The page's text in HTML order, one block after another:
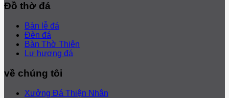
Đồ thờ đá
Bàn lễ đá
Đèn đá
Bàn Thờ Thiên
Lư hương đá
về chúng tôi
Xưởng Đá Thiện Nhân